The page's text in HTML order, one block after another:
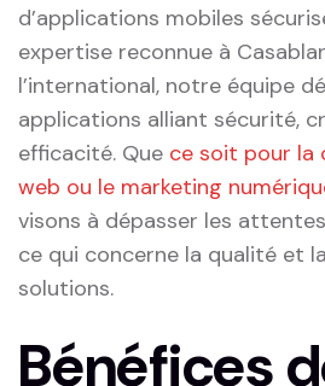
d’applications mobiles
⁤expertise reconnue à
l’international,‌ notre équipe
applications⁣ alliant ⁣sécurité,
efficacité. Que ce soit pour la
⁣web ou le marketing
visons à dépasser les⁤
ce qui concerne la qualité ⁢et
solutions.
Bénéfices